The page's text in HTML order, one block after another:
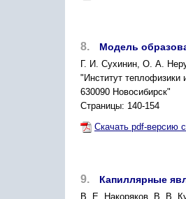
8. Модель
Г. И. Сухинин, О. А.
"Институт
630090 Новосибирск"
Страницы: 140-154
Скачать pdf-версию
9. Капиллярные
В. Е. Накоряков, В. В.